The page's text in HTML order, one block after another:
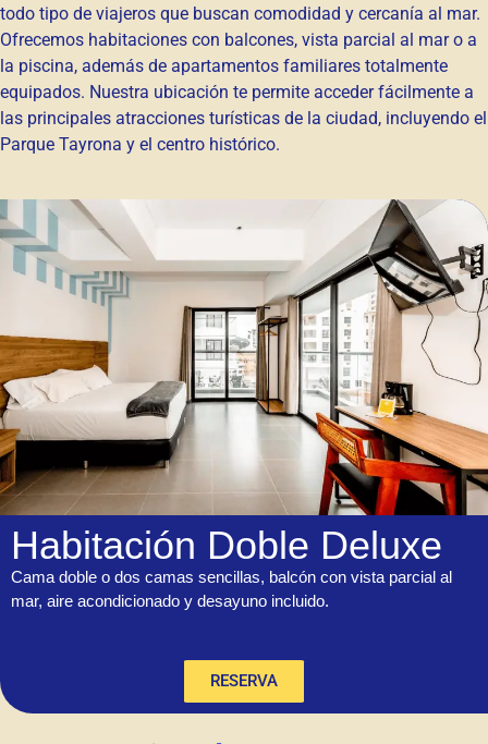
todo tipo de viajeros que buscan comodidad y cercanía al mar.
Ofrecemos habitaciones con balcones, vista parcial al mar o a
la piscina, además de apartamentos familiares totalmente
equipados. Nuestra ubicación te permite acceder fácilmente a
las principales atracciones turísticas de la ciudad, incluyendo el
Parque Tayrona y el centro histórico.
Habitación Doble Deluxe
Cama doble o dos camas sencillas, balcón con vista parcial al
mar, aire acondicionado y desayuno incluido.
RESERVA